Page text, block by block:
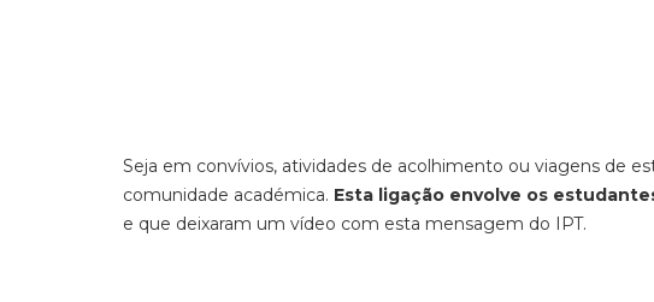
Seja em convívios, atividades de acolhimento ou viagens de
comunidade académica. Esta ligação envolve os
e que deixaram um vídeo com esta mensagem do IPT.